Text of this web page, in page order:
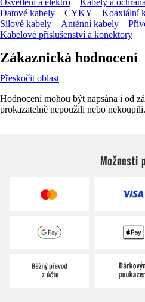
Osvětlení a elektro
Kabely a
Datové kabely
CYKY Koaxiální
Silové kabely
Anténní kabely
Kabelové příslušenství a konektory
Zákaznická hodnocení
Přeskočit oblast
Hodnocení mohou být napsána i od
prokazatelně nepoužili nebo nekoupili.
Možnosti